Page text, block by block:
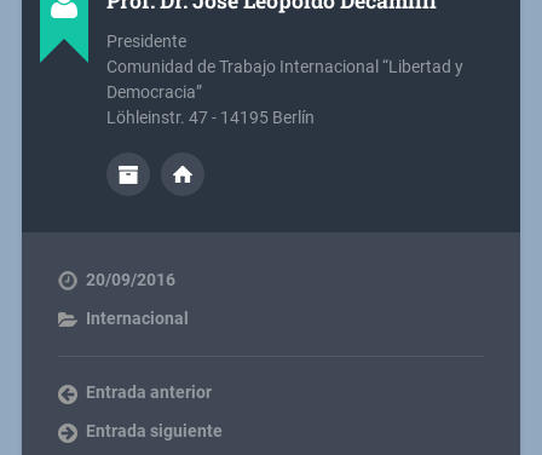
Presidente
Comunidad de Trabajo Internacional “Libertad y
Democracia”
Löhleinstr. 47 - 14195 Berlín
20/09/2016
Internacional
Entrada anterior
Entrada siguiente